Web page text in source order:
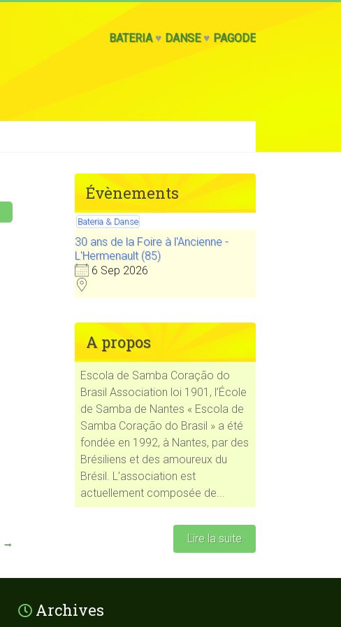
BATERIA♥ DANSE♥ PAGODE
→
Évènements
Bateria & Danse
30 ans de la Foire à l'Ancienne -
L'Hermenault (85)
6 Sep 2026
A propos
Escola de Samba Coração do
Brasil Association loi 1901, l’École
de Samba de Nantes « Escola de
Samba Coração do Brasil » a été
fondée en 1992, à Nantes, par des
Brésiliens et des amoureux du
Brésil. L’association est
actuellement composée de...
Lire la suite
Archives